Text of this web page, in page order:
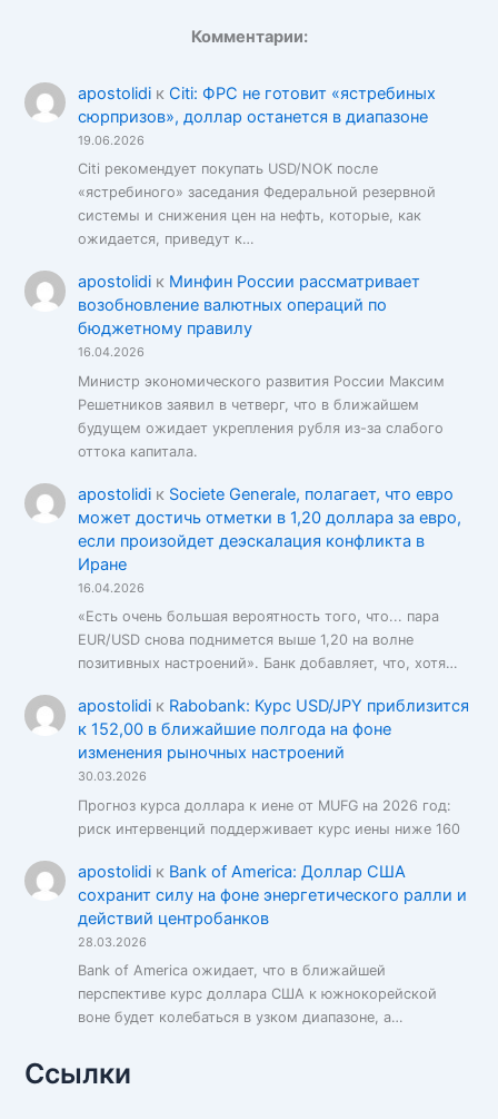
Комментарии:
apostolidiк Citi: ФРС не готовит «ястребиных
сюрпризов», доллар останется в диапазоне
19.06.2026
Citi рекомендует покупать USD/NOK после
«ястребиного» заседания Федеральной резервной
системы и снижения цен на нефть, которые, как
ожидается, приведут к…
apostolidiк Минфин России рассматривает
возобновление валютных операций по
бюджетному правилу
16.04.2026
Министр экономического развития России Максим
Решетников заявил в четверг, что в ближайшем
будущем ожидает укрепления рубля из-за слабого
оттока капитала.
apostolidiк Societe Generale, полагает, что евро
может достичь отметки в 1,20 доллара за евро,
если произойдет деэскалация конфликта в
Иране
16.04.2026
«Есть очень большая вероятность того, что... пара
EUR/USD снова поднимется выше 1,20 на волне
позитивных настроений». Банк добавляет, что, хотя…
apostolidiк Rabobank: Курс USD/JPY приблизится
к 152,00 в ближайшие полгода на фоне
изменения рыночных настроений
30.03.2026
Прогноз курса доллара к иене от MUFG на 2026 год:
риск интервенций поддерживает курс иены ниже 160
apostolidiк Bank of America: Доллар США
сохранит силу на фоне энергетического ралли и
действий центробанков
28.03.2026
Bank of America ожидает, что в ближайшей
перспективе курс доллара США к южнокорейской
воне будет колебаться в узком диапазоне, а…
Ссылки